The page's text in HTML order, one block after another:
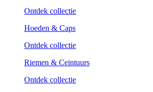
Ontdek collectie
Hoeden & Caps
Ontdek collectie
Riemen & Ceintuurs
Ontdek collectie